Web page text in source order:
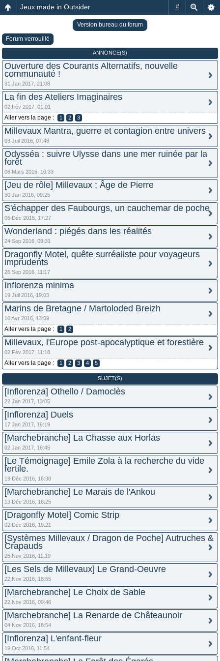
#
Jeux made in Outsider
Version bureau du forum
Forum verrouillé
ANNONCE(S)
Ouverture des Courants Alternatifs, nouvelle
communauté !
31 Jan 2017, 21:08
La fin des Ateliers Imaginaires
02 Fév 2017, 01:01
Aller vers la page : 1 2 3
Millevaux Mantra, guerre et contagion entre univers
03 Juil 2016, 07:48
Odysséa : suivre Ulysse dans une mer ruinée par la
forêt
08 Mars 2016, 10:33
[Jeu de rôle] Millevaux ; Âge de Pierre
30 Jan 2016, 09:25
S'échapper des Faubourgs, un cauchemar de poche
05 Déc 2015, 17:27
Wonderland : piégés dans les réalités
24 Sep 2016, 09:31
Dragonfly Motel, quête surréaliste pour voyageurs
imprudents
26 Sep 2016, 11:17
Inflorenza minima
19 Juil 2016, 19:03
Marins de Bretagne / Martoloded Breizh
10 Avr 2016, 13:59
Aller vers la page : 1 2
Millevaux, l'Europe post-apocalyptique et forestière
02 Fév 2017, 11:18
Aller vers la page : 1 2 3 4 5
SUJET(S)
[Inflorenza] Othello / Damoclès
22 Jan 2017, 13:05
[Inflorenza] Duels
17 Jan 2017, 16:19
[Marchebranche] La Chasse aux Horlas
02 Jan 2017, 16:45
[Le Témoignage] Emile Zola à la recherche du vide
fertile.
19 Déc 2016, 16:38
[Marchebranche] Le Marais de l'Ankou
13 Déc 2016, 16:25
[Dragonfly Motel] Comic Strip
02 Déc 2016, 19:21
[Systèmes Millevaux / Dragon de Poche] Autruches &
Crapauds
25 Nov 2016, 11:19
[Les Sels de Millevaux] Le Grand-Oeuvre
22 Nov 2016, 18:55
[Marchebranche] Le Choix de Sable
22 Nov 2016, 09:46
[Marchebranche] La Renarde de Châteaunoir
04 Nov 2016, 18:54
[Inflorenza] L'enfant-fleur
19 Oct 2016, 11:54